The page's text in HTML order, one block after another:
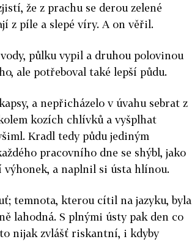
že z prachu se derou zelené
z píle a slepé víry. A on věřil.
půlku vypil a druhou polovinou
ale potřeboval také lepší půdu.
a nepřicházelo v úvahu sebrat z
kozích chlívků a vyšplhat
Kradl tedy půdu jediným
pracovního dne se shýbl, jako
výhonek, a naplnil si ústa hlínou.
temnota, kterou cítil na jazyku, byla
lahodná. S plnými ústy pak den co
nijak zvlášť riskantní, i kdyby